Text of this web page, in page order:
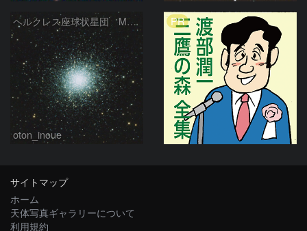
ヘルクレス座球状星団 M１３（RGB合成）
oton_inoue
PR
サイトマップ
ホーム
天体写真ギャラリーについて
利用規約